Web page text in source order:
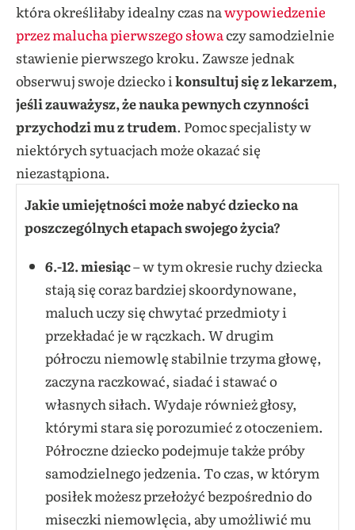
która określiłaby idealny czas nawypowiedzenie
przez malucha pierwszego słowaczy samodzielnie
stawienie pierwszego kroku. Zawsze jednak
obserwuj swoje dziecko ikonsultuj się z lekarzem,
jeśli zauważysz, że nauka pewnych czynności
przychodzi mu z trudem. Pomoc specjalisty w
niektórych sytuacjach może okazać się
niezastąpiona.
Jakie umiejętności może nabyć dziecko na
poszczególnych etapach swojego życia?
6.-12. miesiąc– w tym okresie ruchy dziecka
stają się coraz bardziej skoordynowane,
maluch uczy się chwytać przedmioty i
przekładać je w rączkach. W drugim
półroczu niemowlę stabilnie trzyma głowę,
zaczyna raczkować, siadać i stawać o
własnych siłach. Wydaje również głosy,
którymi stara się porozumieć z otoczeniem.
Półroczne dziecko podejmuje także próby
samodzielnego jedzenia. To czas, w którym
posiłek możesz przełożyć bezpośrednio do
miseczki niemowlęcia, aby umożliwić mu